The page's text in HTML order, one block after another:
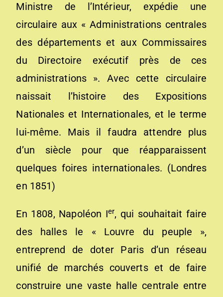
Ministre de l’Intérieur, expédie une
circulaire aux « Administrations centrales
des départements et aux Commissaires
du Directoire exécutif près de ces
administrations ». Avec cette circulaire
naissait l’histoire des Expositions
Nationales et Internationales, et le terme
lui-même. Mais il faudra attendre plus
d’un siècle pour que réapparaissent
quelques foires internationales. (Londres
en 1851)
En 1808, Napoléon Ier, qui souhaitait faire
des halles le « Louvre du peuple »,
entreprend de doter Paris d’un réseau
unifié de marchés couverts et de faire
construire une vaste halle centrale entre